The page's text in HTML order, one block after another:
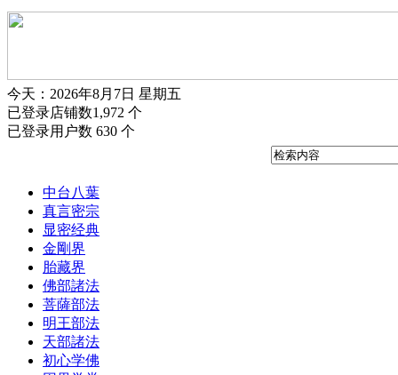
今天：2026年8月7日 星期五
已登录店铺数1,972 个
已登录用户数 630 个
中台八葉
真言密宗
显密经典
金剛界
胎藏界
佛部諸法
菩薩部法
明王部法
天部諸法
初心学佛